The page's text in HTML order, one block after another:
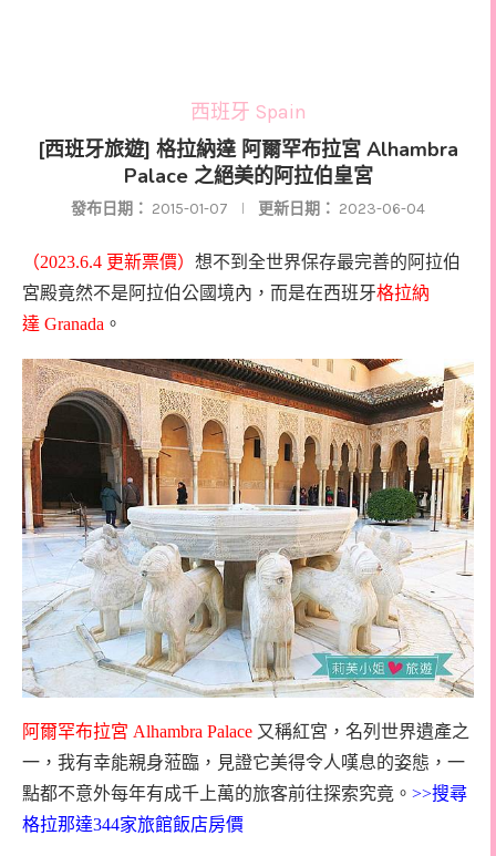
西班牙 Spain
[西班牙旅遊] 格拉納達 阿爾罕布拉宮 Alhambra
Palace 之絕美的阿拉伯皇宮
發布日期： 2015-01-07 更新日期： 2023-06-04
（2023.6.4 更新票價） 想不到全世界保存最完善的阿拉伯
宮殿竟然不是阿拉伯公國境內，而是在西班牙格拉納
達 Granada 。
阿爾罕布拉宮 Alhambra Palace 又稱紅宮，名列世界遺產之
一，我有幸能親身蒞臨，見證它美得令人嘆息的姿態，一
點都不意外每年有成千上萬的旅客前往探索究竟。 >>搜尋
格拉那達344家旅館飯店房價